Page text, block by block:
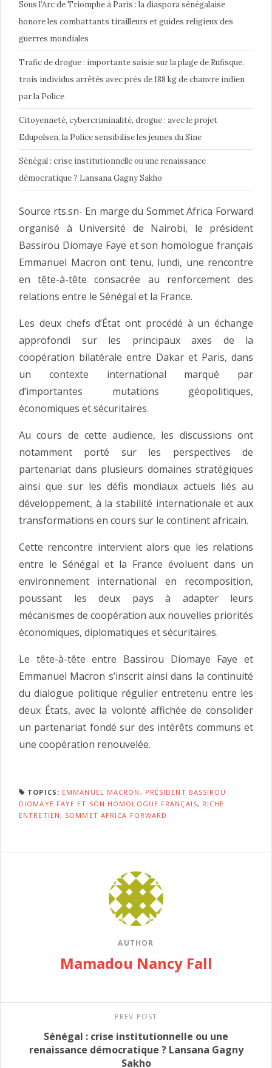
Sous l’Arc de Triomphe à Paris : la diaspora sénégalaise
honore les combattants tirailleurs et guides religieux des
guerres mondiales
Trafic de drogue : importante saisie sur la plage de Rufisque,
trois individus arrêtés avec près de 188 kg de chanvre indien
par la Police
Citoyenneté, cybercriminalité, drogue : avec le projet
Edupolsen, la Police sensibilise les jeunes du Sine
Sénégal : crise institutionnelle ou une renaissance
démocratique ? Lansana Gagny Sakho
Source rts.sn- En marge du Sommet Africa Forward
organisé à Université de Nairobi, le président
Bassirou Diomaye Faye et son homologue français
Emmanuel Macron ont tenu, lundi, une rencontre
en tête-à-tête consacrée au renforcement des
relations entre le Sénégal et la France.
Les deux chefs d’État ont procédé à un échange
approfondi sur les principaux axes de la
coopération bilatérale entre Dakar et Paris, dans
un contexte international marqué par
d’importantes mutations géopolitiques,
économiques et sécuritaires.
Au cours de cette audience, les discussions ont
notamment porté sur les perspectives de
partenariat dans plusieurs domaines stratégiques
ainsi que sur les défis mondiaux actuels liés au
développement, à la stabilité internationale et aux
transformations en cours sur le continent africain.
Cette rencontre intervient alors que les relations
entre le Sénégal et la France évoluent dans un
environnement international en recomposition,
poussant les deux pays à adapter leurs
mécanismes de coopération aux nouvelles priorités
économiques, diplomatiques et sécuritaires.
Le tête-à-tête entre Bassirou Diomaye Faye et
Emmanuel Macron s’inscrit ainsi dans la continuité
du dialogue politique régulier entretenu entre les
deux États, avec la volonté affichée de consolider
un partenariat fondé sur des intérêts communs et
une coopération renouvelée.
TOPICS: EMMANUEL MACRON , PRÉSIDENT BASSIROU
DIOMAYE FAYE ET SON HOMOLOGUE FRANÇAIS, RICHE
ENTRETIEN , SOMMET AFRICA FORWARD
AUTHOR
Mamadou Nancy Fall
PREV POST
Sénégal : crise institutionnelle ou une
renaissance démocratique ? Lansana Gagny
Sakho